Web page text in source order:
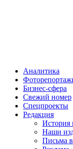
Аналитика
Бизнес-сфера
Свежий номер
Спецпроекты
Редакция
История
Наши
Письма